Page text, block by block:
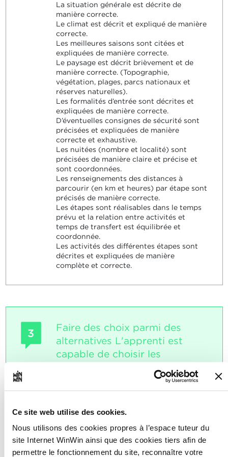
Ce site web utilise des cookies.
Nous utilisons des cookies propres à l’espace tuteur du
site Internet WinWin ainsi que des cookies tiers afin de
permettre le fonctionnement du site, reconnaître votre
La situation générale est décrite de
manière correcte.
Le climat est décrit et expliqué de manière
correcte.
Les meilleures saisons sont citées et
expliquées de manière correcte.
Le paysage est décrit brièvement et de
manière correcte. (Topographie,
végétation, plages, parcs nationaux et
réserves naturelles).
Les formalités d’entrée sont décrites et
expliquées de manière correcte.
D’éventuelles consignes de sécurité sont
précisées et expliquées de manière
correcte et exhaustive.
Les nuitées (nombre et localité) sont
précisées de manière claire et précise et
sont coordonnées.
Les renseignements des distances à
parcourir (en km et heures) par étape sont
précisés de manière correcte.
Les étapes sont réalisables dans le temps
prévu et la relation entre activités et
temps de transfert est équilibrée et
coordonnée.
Les activités des différentes étapes sont
décrites et expliquées de manière
complète et correcte.
3
Faire des choix parmi des
alternatives L'apprenti est
capable de choisir les
alternatives les mieux adaptées